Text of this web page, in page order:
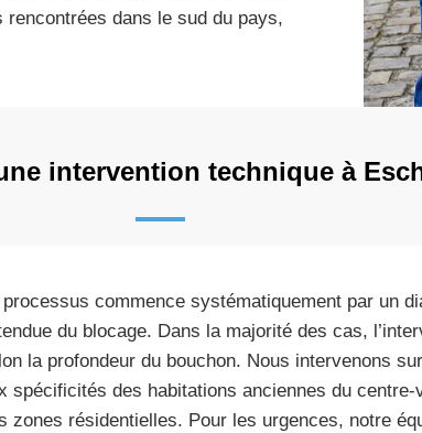
dans le sud du pays,
intervention technique à
processus commence systématiquement par un
du blocage. Dans la majorité des cas,
la profondeur du bouchon. Nous intervenons
spécificités des habitations anciennes du
zones résidentielles. Pour les urgences, notre